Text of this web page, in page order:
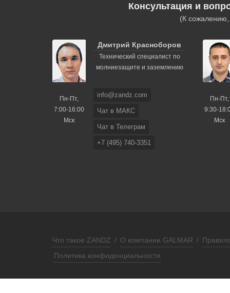
Консультация и
(К
Пн-Пт,
7:00-16:00
Мск
Дмитрий Красноборов
Технический специалист по
молниезащите и заземлению
info@zandz.com
Чат в МАКС
Чат в Телеграм
+7 (495) 740-3351
Пн-Пт,
9:30-
Мск
Что такое ZANDZ / О компании GALMAR /
Политика конфиденциальности